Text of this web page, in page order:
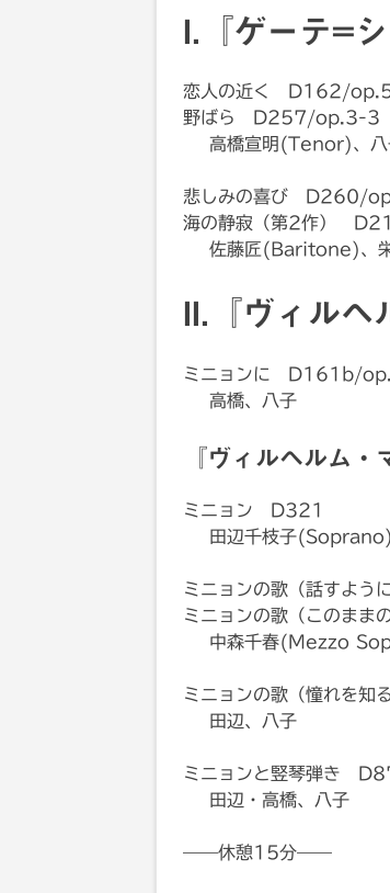
I.『ゲーテ=
恋人の近く D162/
野ばら D257/op.3-3
高橋宣明(Tenor)、
悲しみの喜び D260/
海の静寂（第2作）
佐藤匠(Baritone)、
II.『ヴィル
ミニョンに D161b/
高橋、八子
『ヴィルヘルム・
ミニョン D321
田辺千枝子
ミニョンの歌（話すよ
ミニョンの歌（この
中森千春(Mezzo
ミニョンの歌（憧れを
田辺、八子
ミニョンと竪琴弾き
田辺・高橋、八子
——休憩15分——